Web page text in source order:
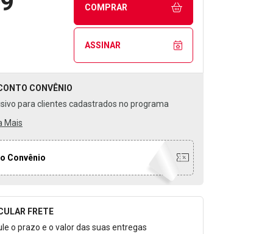
COMPRAR
ASSINAR
CONVÊNIO
para clientes cadastrados no programa
Mais
Convênio
para Calcular o Frete
FRETE
o prazo e o valor das suas entregas